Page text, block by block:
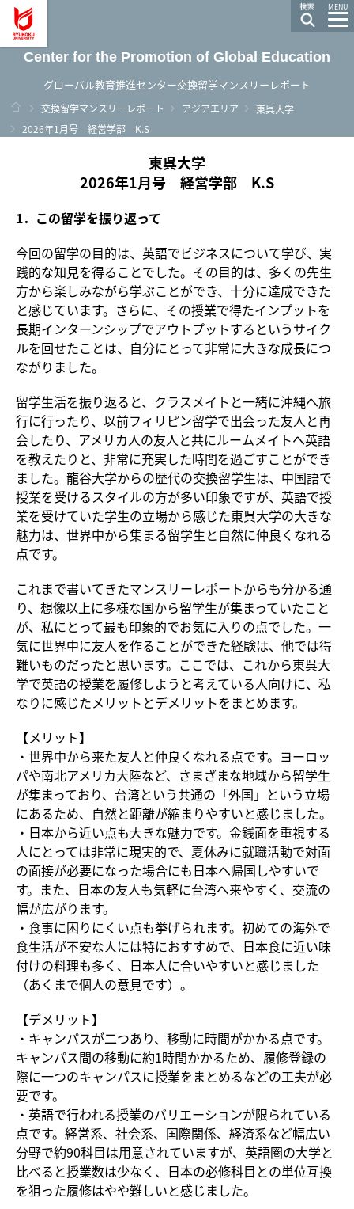
MENU
Center for the Promotion of Global Education
グローバル教育推進センター交換留学マンスリーレポート
ホーム
交換留学マンスリーレポート アジアエリア
東呉大学
2026年1月号 経営学部 K.S
東呉大学
2026年1月号 経営学部 K.S
1．この留学を振り返って
今回の留学の目的は、英語でビジネスについて学び、実
践的な知見を得ることでした。その目的は、多くの先生
方から楽しみながら学ぶことができ、十分に達成できた
と感じています。さらに、その授業で得たインプットを
長期インターンシップでアウトプットするというサイク
ルを回せたことは、自分にとって非常に大きな成長につ
ながりました。
留学生活を振り返ると、クラスメイトと一緒に沖縄へ旅
行に行ったり、以前フィリピン留学で出会った友人と再
会したり、アメリカ人の友人と共にルームメイトへ英語
を教えたりと、非常に充実した時間を過ごすことができ
ました。龍谷大学からの歴代の交換留学生は、中国語で
授業を受けるスタイルの方が多い印象ですが、英語で授
業を受けていた学生の立場から感じた東呉大学の大きな
魅力は、世界中から集まる留学生と自然に仲良くなれる
点です。
これまで書いてきたマンスリーレポートからも分かる通
り、想像以上に多様な国から留学生が集まっていたこと
が、私にとって最も印象的でお気に入りの点でした。一
気に世界中に友人を作ることができた経験は、他では得
難いものだったと思います。ここでは、これから東呉大
学で英語の授業を履修しようと考えている人向けに、私
なりに感じたメリットとデメリットをまとめます。
【メリット】
・世界中から来た友人と仲良くなれる点です。ヨーロッ
パや南北アメリカ大陸など、さまざまな地域から留学生
が集まっており、台湾という共通の「外国」という立場
にあるため、自然と距離が縮まりやすいと感じました。
・日本から近い点も大きな魅力です。金銭面を重視する
人にとっては非常に現実的で、夏休みに就職活動で対面
の面接が必要になった場合にも日本へ帰国しやすいで
す。また、日本の友人も気軽に台湾へ来やすく、交流の
幅が広がります。
・食事に困りにくい点も挙げられます。初めての海外で
食生活が不安な人には特におすすめで、日本食に近い味
付けの料理も多く、日本人に合いやすいと感じました
（あくまで個人の意見です）。
【デメリット】
・キャンパスが二つあり、移動に時間がかかる点です。
キャンパス間の移動に約1時間かかるため、履修登録の
際に一つのキャンパスに授業をまとめるなどの工夫が必
要です。
・英語で行われる授業のバリエーションが限られている
点です。経営系、社会系、国際関係、経済系など幅広い
分野で約90科目は用意されていますが、英語圏の大学と
比べると授業数は少なく、日本の必修科目との単位互換
を狙った履修はやや難しいと感じました。